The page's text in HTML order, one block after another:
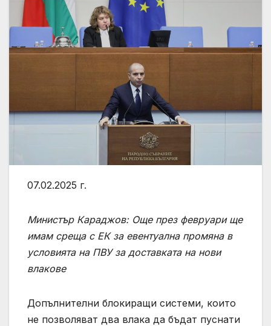
07.02.2025 г.
Министър Караджов: Още през февруари ще
имам среща с ЕК за евентуална промяна в
условията на ПВУ за доставката на нови
влакове
Допълнителни блокиращи системи, които
не позволяват два влака да бъдат пуснати